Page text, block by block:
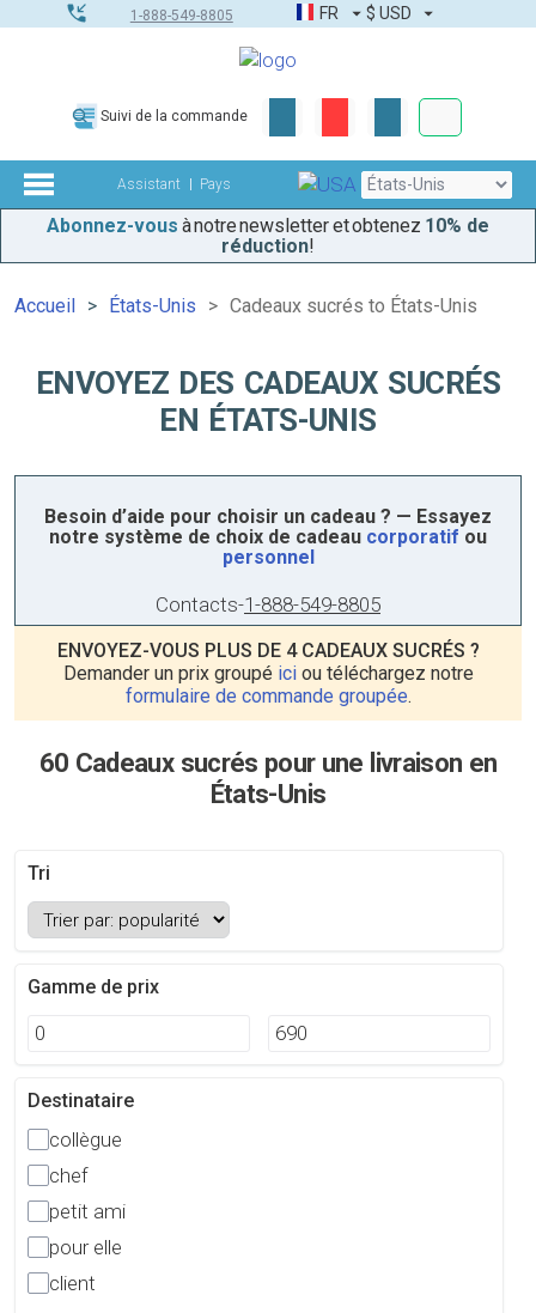
1-888-549-8805 FR $ USD
Suivi de la commande
Assistant Pays
Abonnez-vous à notre newsletter et obtenez 10% de
réduction!
Accueil États-Unis Cadeaux sucrés to États-Unis
ENVOYEZ DES CADEAUX SUCRÉS
EN ÉTATS-UNIS
Besoin d’aide pour choisir un cadeau ? — Essayez
notre système de choix de cadeau corporatif ou
personnel
Contacts-1-888-549-8805
ENVOYEZ-VOUS PLUS DE 4 CADEAUX SUCRÉS ?
Demander un prix groupé iciou téléchargez notre
formulaire de commande groupée.
60 Cadeaux sucrés pour une livraison en
États-Unis
Tri
Gamme de prix
Destinataire
collègue
chef
petit ami
pour elle
client